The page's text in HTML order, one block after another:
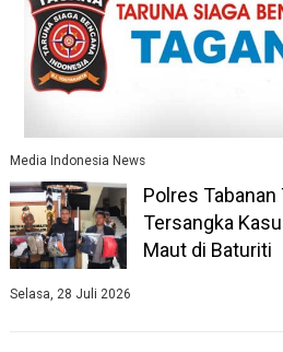
Media Indonesia News
Polres
Tersangka
Maut di Baturiti
Selasa, 28 Juli 2026